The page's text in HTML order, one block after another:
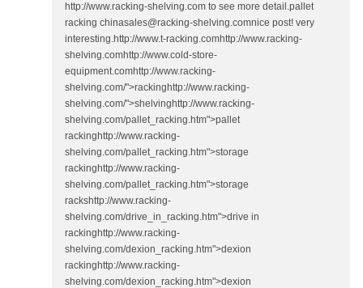
http://www.racking-shelving.com to see more detail.pallet
racking chinasales@racking-shelving.comnice post! very
interesting.http://www.t-racking.comhttp://www.racking-
shelving.comhttp://www.cold-store-
equipment.comhttp://www.racking-
shelving.com/">rackinghttp://www.racking-
shelving.com/">shelvinghttp://www.racking-
shelving.com/pallet_racking.htm">pallet
rackinghttp://www.racking-
shelving.com/pallet_racking.htm">storage
rackinghttp://www.racking-
shelving.com/pallet_racking.htm">storage
rackshttp://www.racking-
shelving.com/drive_in_racking.htm">drive in
rackinghttp://www.racking-
shelving.com/dexion_racking.htm">dexion
rackinghttp://www.racking-
shelving.com/dexion_racking.htm">dexion